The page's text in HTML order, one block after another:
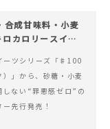
合成甘味料・小麦
カロリースイー
ツシリーズ「♯100
）」から、砂糖・小麦
しない“罪悪感ゼロ”の
先行発売！